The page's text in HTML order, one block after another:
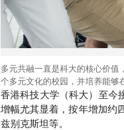
多元共融一直是科大的核心价
个多元文化的校园，并培养能够
香港科技大学（科大）至今
增幅尤其显着，按年增加约
兹别克斯坦等。